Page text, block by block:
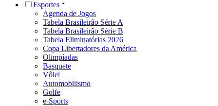
Esportes
Agenda de Jogos
Tabela Brasileirão Série A
Tabela Brasileirão Série B
Tabela Eliminatórias 2026
Copa Libertadores da América
Olimpíadas
Basquete
Vôlei
Automobilismo
Golfe
e-Sports